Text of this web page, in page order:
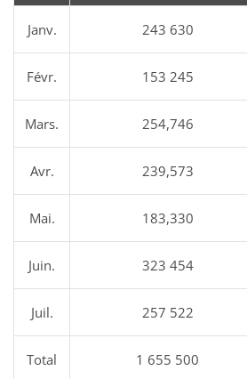
Janv. 243 630
Févr. 153 245
Mars. 254,746
Avr. 239,573
Mai. 183,330
Juin. 323 454
Juil. 257 522
Total 1 655 500